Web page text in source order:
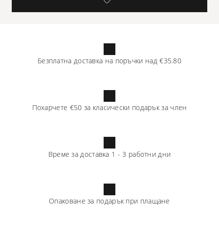
Безплатна доставка на поръчки над €35.80
Похарчете €50 за класически подарък за член
Време за доставка 1 - 3 работни дни
Опаковане за подарък при плащане